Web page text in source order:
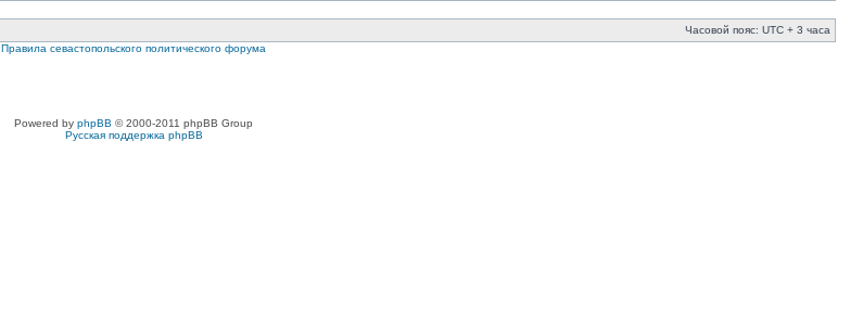
Часовой пояс: UTC + 3 часа
Правила севастопольского политического форума
Powered by phpBB © 2000-2011 phpBB Group
Русская поддержка phpBB